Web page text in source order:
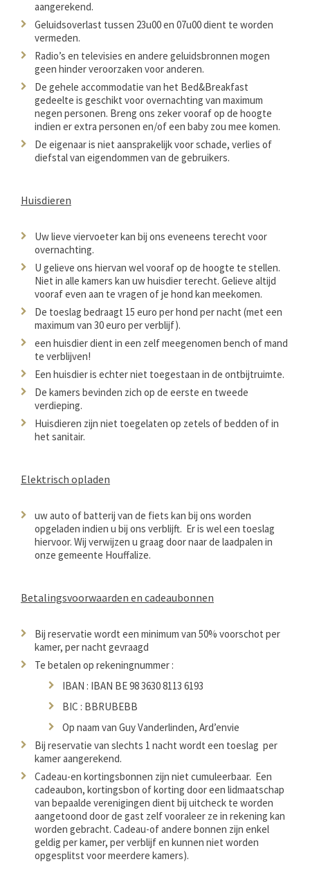
aangerekend.
Geluidsoverlast tussen 23u00 en 07u00 dient te worden
vermeden.
Radio’s en televisies en andere geluidsbronnen mogen
geen hinder veroorzaken voor anderen.
De gehele accommodatie van het Bed&Breakfast
gedeelte is geschikt voor overnachting van maximum
negen personen. Breng ons zeker vooraf op de hoogte
indien er extra personen en/of een baby zou mee komen.
De eigenaar is niet aansprakelijk voor schade, verlies of
diefstal van eigendommen van de gebruikers.
Huisdieren
Uw lieve viervoeter kan bij ons eveneens terecht voor
overnachting.
U gelieve ons hiervan wel vooraf op de hoogte te stellen.
Niet in alle kamers kan uw huisdier terecht. Gelieve altijd
vooraf even aan te vragen of je hond kan meekomen.
De toeslag bedraagt 15 euro per hond per nacht (met een
maximum van 30 euro per verblijf).
een huisdier dient in een zelf meegenomen bench of mand
te verblijven!
Een huisdier is echter niet toegestaan in de ontbijtruimte.
De kamers bevinden zich op de eerste en tweede
verdieping.
Huisdieren zijn niet toegelaten op zetels of bedden of in
het sanitair.
Elektrisch opladen
uw auto of batterij van de fiets kan bij ons worden
opgeladen indien u bij ons verblijft. Er is wel een toeslag
hiervoor. Wij verwijzen u graag door naar de laadpalen in
onze gemeente Houffalize.
Betalingsvoorwaarden en cadeaubonnen
Bij reservatie wordt een minimum van 50% voorschot per
kamer, per nacht gevraagd
Te betalen op rekeningnummer :
IBAN : IBAN BE 98 3630 8113 6193
BIC : BBRUBEBB
Op naam van Guy Vanderlinden, Ard’envie
Bij reservatie van slechts 1 nacht wordt een toeslag per
kamer aangerekend.
Cadeau-en kortingsbonnen zijn niet cumuleerbaar. Een
cadeaubon, kortingsbon of korting door een lidmaatschap
van bepaalde verenigingen dient bij uitcheck te worden
aangetoond door de gast zelf vooraleer ze in rekening kan
worden gebracht. Cadeau-of andere bonnen zijn enkel
geldig per kamer, per verblijf en kunnen niet worden
opgesplitst voor meerdere kamers).